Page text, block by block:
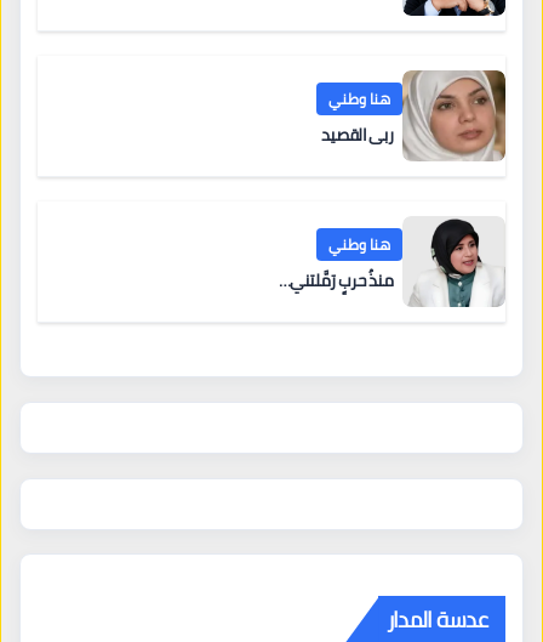
هنا وطني
ربى القصيد
هنا وطني
منذُ حربٍ رَمَّلتني…
عدسة المدار